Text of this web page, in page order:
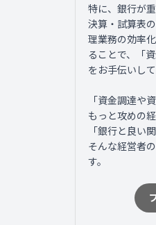
特に、銀行が
決算・試算表
理業務の効率
ることで、「
をお手伝いして
「資金調達や
もっと攻めの
「銀行と良い
そんな経営者
す。